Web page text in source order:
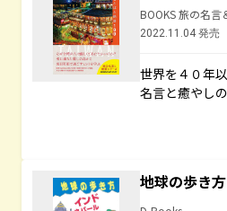
BOOKS 旅の名言
2022.11.04 発売
世界を４０年
名言と癒やし
地球の歩き